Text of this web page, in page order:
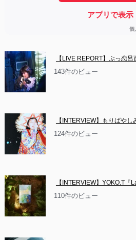
【LIVE REPORT】ぶっ恋
143件のビュー
【INTERVIEW】もりばや
124件のビュー
【INTERVIEW】YOKO.T『
110件のビュー